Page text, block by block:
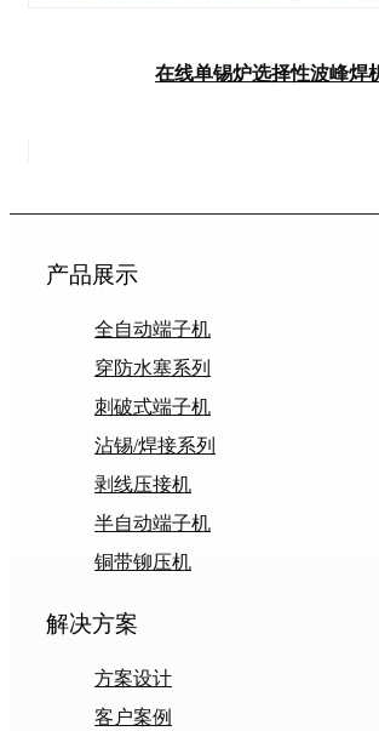
在线单锡炉选择性波峰焊
产品展示
全自动端子机
穿防水塞系列
刺破式端子机
沾锡/焊接系列
剥线压接机
半自动端子机
铜带铆压机
解决方案
方案设计
客户案例